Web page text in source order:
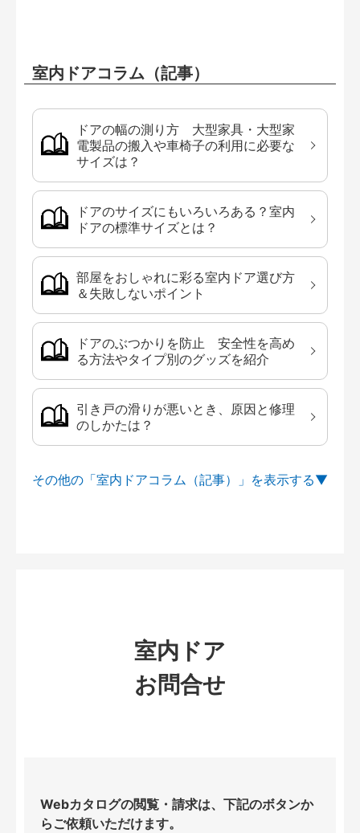
室内ドアコラム（記事）
ドアの幅の測り方 大型家具・大型家
電製品の搬入や車椅子の利用に必要な
サイズは？
ドアのサイズにもいろいろある？室内
ドアの標準サイズとは？
部屋をおしゃれに彩る室内ドア選び方
＆失敗しないポイント
ドアのぶつかりを防止 安全性を高め
る方法やタイプ別のグッズを紹介
引き戸の滑りが悪いとき、原因と修理
のしかたは？
その他の「室内ドアコラム（記事）」を
室内ドア
お問合せ
Webカタログの閲覧・請求は、下記のボタンか
らご依頼いただけます。